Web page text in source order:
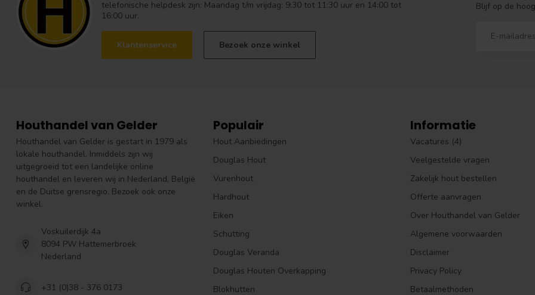
telefonische helpdesk zijn: Maandag t/m vrijdag: 9:30 tot 11:30 uur en 14:00 tot
16:00 uur.
Klantenservice Bezoek onze winkel
Blijf op de
Houthandel van Gelder
Houthandel van Gelder is gestart in 1979 als
lokale houthandel. Inmiddels zijn wij
uitgegroeid tot een landelijke online
houthandel en leveren wij in Nederland, België
en de Duitse grensregio. Bezoek ook onze
winkel.
Voskuilerdijk 4a
8094 PW Hattemerbroek
Nederland
+31 (0)38 - 376 0173
Populair
Hout Aanbiedingen
Douglas Hout
Vurenhout
Hardhout
Eiken
Schutting
Douglas Veranda
Douglas Houten Overkapping
Blokhutten
Informatie
Vacatures (4)
Veelgestelde vragen
Zakelijk hout bestellen
Offerte aanvragen
Over Houthandel van Gelder
Algemene voorwaarden
Disclaimer
Privacy Policy
Betaalmethoden